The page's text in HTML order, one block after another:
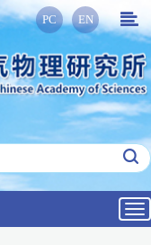
PC EN